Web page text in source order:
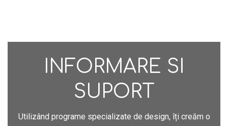
INFORMARE SI
SUPORT
Utilizând programe specializate de design, îți creăm o